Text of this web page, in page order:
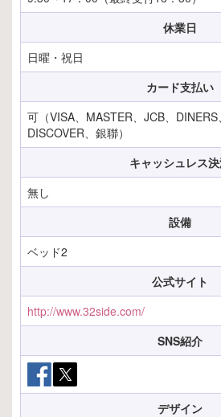
休業日
日曜・祝日
カード支払い
可（VISA、MASTER、JCB、DINERS
DISCOVER、銀聯）
キャッシュレス
無し
設備
ベッド2
公式サイト
http://www.32side.com/
SNS紹介
デザイン